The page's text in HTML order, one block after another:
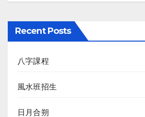
Recent Posts
八字課程
風水班招生
日月合朔